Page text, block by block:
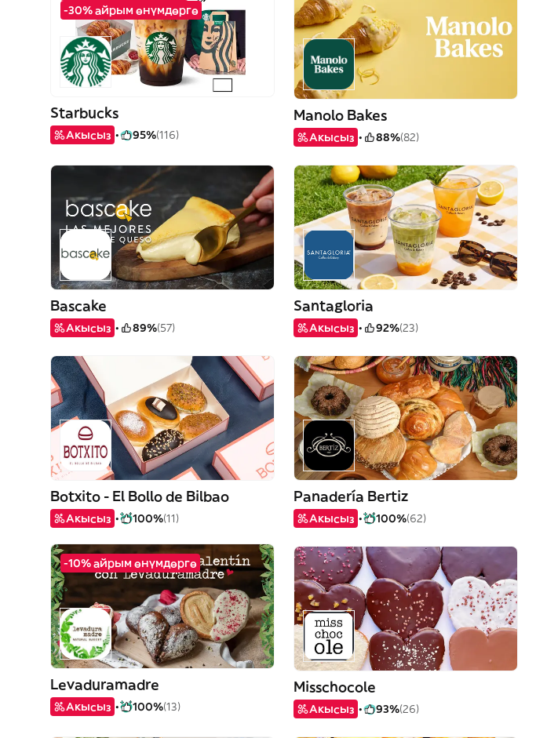
-30% айрым өнүмдөргө
Starbucks
Акысыз 95%(116)
Manolo Bakes
Акысыз 88%(82)
Bascake
Акысыз 89%(57)
Santagloria
Акысыз 92%(23)
Botxito - El Bollo de Bilbao
Акысыз 100%(11)
Panadería Bertiz
Акысыз 100%(62)
-10% айрым өнүмдөргө
Levaduramadre
Акысыз 100%(13)
Misschocole
Акысыз 93%(26)